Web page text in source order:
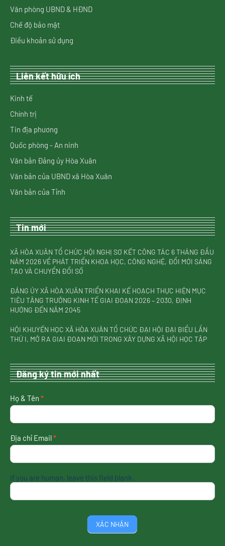
Văn phòng UBND & HĐND
Chế độ bảo mật
Điều khoản sử dụng
Liên kết hữu ích
Kinh tế
Chính trị
Tin địa phương
Quốc phòng - An ninh
Văn bản Đảng ủy Hòa Xuân
Văn bản của UBND xã Hòa Xuân
Văn bản của Tỉnh
Tin mới
XÃ HÒA XUÂN TỔ CHỨC HỘI NGHỊ SƠ KẾT CÔNG TÁC 6 THÁNG ĐẦU
NĂM 2026 VỀ PHÁT TRIỂN KHOA HỌC, CÔNG NGHỆ, ĐỔI MỚI SÁNG
TẠO VÀ CHUYỂN ĐỔI SỐ
ĐẢNG ỦY XÃ HÒA XUÂN TRIỂN KHAI KẾ HOẠCH THỰC HIỆN MỤC
TIÊU TĂNG TRƯỞNG KINH TẾ GIAI ĐOẠN 2026 – 2030, ĐỊNH
HƯỚNG ĐẾN NĂM 2045
HỘI KHUYẾN HỌC XÃ HÒA XUÂN TỔ CHỨC ĐẠI HỘI ĐẠI BIỂU LẦN
THỨ I, MỞ RA GIAI ĐOẠN MỚI TRONG XÂY DỰNG XÃ HỘI HỌC TẬP
Đăng ký tin mới nhất
nhận
tin
nhất
Họ & Tên *
Địa chỉ Email*
If you are human, leave this field blank.
XÁC NHẬN